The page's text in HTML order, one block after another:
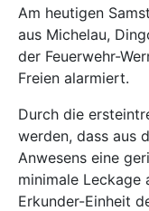
Am heutigen
aus Michelau,
der Feuerwehr-
Freien alarmiert.
Durch die
werden, dass aus
Anwesens eine
minimale Leckage
Erkunder-Einheit